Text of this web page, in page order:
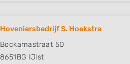
Hoveniersbedrijf S. Hoekstra
Bockamastraat 50
8651BG IJlst